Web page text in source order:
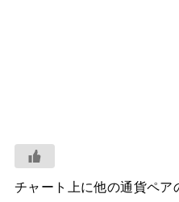
チャート上に他の通貨ペア